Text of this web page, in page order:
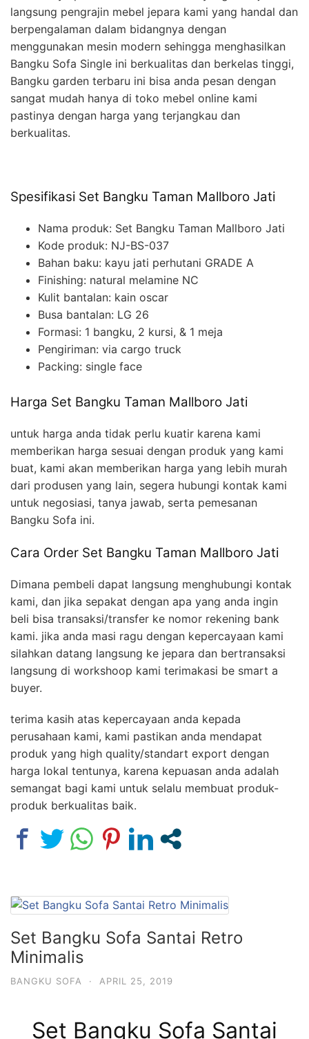
langsung pengrajin mebel jepara kami yang handal dan
berpengalaman dalam bidangnya dengan
menggunakan mesin modern sehingga menghasilkan
Bangku Sofa Single ini berkualitas dan berkelas tinggi,
Bangku garden terbaru ini bisa anda pesan dengan
sangat mudah hanya di toko mebel online kami
pastinya dengan harga yang terjangkau dan
berkualitas.
Spesifikasi Set Bangku Taman Mallboro Jati
Nama produk: Set Bangku Taman Mallboro Jati
Kode produk: NJ-BS-037
Bahan baku: kayu jati perhutani GRADE A
Finishing: natural melamine NC
Kulit bantalan: kain oscar
Busa bantalan: LG 26
Formasi: 1 bangku, 2 kursi, & 1 meja
Pengiriman: via cargo truck
Packing: single face
Harga Set Bangku Taman Mallboro Jati
untuk harga anda tidak perlu kuatir karena kami
memberikan harga sesuai dengan produk yang kami
buat, kami akan memberikan harga yang lebih murah
dari produsen yang lain, segera hubungi kontak kami
untuk negosiasi, tanya jawab, serta pemesanan
Bangku Sofa ini.
Cara Order Set Bangku Taman Mallboro Jati
Dimana pembeli dapat langsung menghubungi kontak
kami, dan jika sepakat dengan apa yang anda ingin
beli bisa transaksi/transfer ke nomor rekening bank
kami. jika anda masi ragu dengan kepercayaan kami
silahkan datang langsung ke jepara dan bertransaksi
langsung di workshoop kami terimakasi be smart a
buyer.
terima kasih atas kepercayaan anda kepada
perusahaan kami, kami pastikan anda mendapat
produk yang high quality/standart export dengan
harga lokal tentunya, karena kepuasan anda adalah
semangat bagi kami untuk selalu membuat produk-
produk berkualitas baik.
Set Bangku Sofa Santai Retro
Minimalis
BANGKU SOFA · APRIL 25, 2019
Set Bangku Sofa Santai